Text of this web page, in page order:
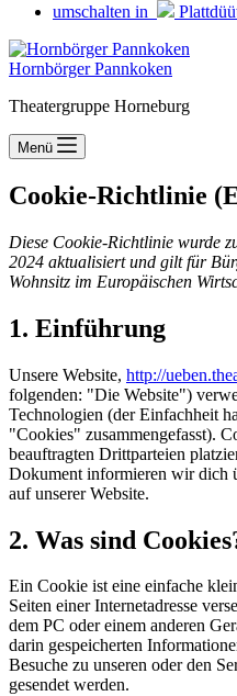
umschalten in
Hornbörger Pannkoken
Theatergruppe Horneburg
Menü
Cookie-Richtlinie
Diese Cookie-Richtlinie wurde
2024 aktualisiert und gilt für
Wohnsitz im Europäischen
1. Einführung
Unsere Website, http://
folgenden: "Die Website")
Technologien (der Einfachheit
"Cookies" zusammengefasst).
beauftragten Drittparteien
Dokument informieren wir dich
auf unserer Website.
2. Was sind
Ein Cookie ist eine einfache
Seiten einer Internetadresse
dem PC oder einem anderen
darin gespeicherten
Besuche zu unseren oder den
gesendet werden.